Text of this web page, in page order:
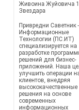
Живоина Жуйовича
Звездара
Привредни Саветник -
Информационные
Технологии (ПС.ИТ)
специализируется на
разработке
решений для бизнес-
приложений. Наша
улучшить операции
клиентов, внедряя
высококачественные
решения на основе
современных
информационных